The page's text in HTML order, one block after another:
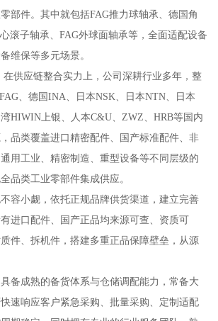
部件。其中就包括FAG推力球轴承、德国角
滚子轴承、FAG外球面轴承等，全面适配设备
维保等多元场景。
在供应链整合实力上，公司深耕行业多年，整
、德国INA、日本NSK、日本NTN、日本
HIWIN上银、人本C&U、ZWZ、HRB等国内
品类覆盖进口精密配件、国产标准配件、非
用工业、精密制造、重型设备等不同层级的
品类工业零部件集成供应。
容小觑，依托正规品牌供货渠道，建立完善
进口配件、国产正品均来源可查、资质可
件、拆机件，搭建多重正品保障壁垒，从源
备成熟的备货体系与仓储调配能力，常备大
速响应客户紧急采购、批量采购、定制适配